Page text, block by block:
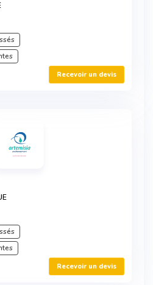
Recevoir un devis
Recevoir un devis